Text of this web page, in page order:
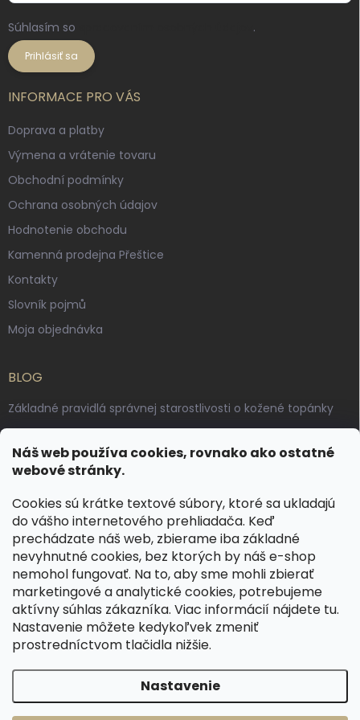
Náš web používa cookies, rovnako ako ostatné
webové stránky.
Cookies sú krátke textové súbory, ktoré sa ukladajú
do vášho internetového prehliadača. Keď
prechádzate náš web, zbierame iba základné
nevyhnutné cookies, bez ktorých by náš e-shop
nemohol fungovať. Na to, aby sme mohli zbierať
marketingové a analytické cookies, potrebujeme
aktívny súhlas zákazníka. Viac informácií nájdete tu.
Nastavenie môžete kedykoľvek zmeniť
prostredníctvom tlačidla nižšie.
Nastavenie
Súhlasím so .
Prihlásiť sa
INFORMACE PRO VÁS
Doprava a platby
Výmena a vrátenie tovaru
Obchodní podmínky
Ochrana osobných údajov
Hodnotenie obchodu
Kamenná prodejna Přeštice
Kontakty
Slovník pojmů
Moja objednávka
BLOG
Základné pravidlá správnej starostlivosti o kožené topánky
Výroba českých kožených opaskov: vôňa pravej kože, dotyk
remesla
KONTAKT
dotazy@ spongr.cz
+420 776 663 962
https://www.facebook.com/spongr.cz
spongr.cz